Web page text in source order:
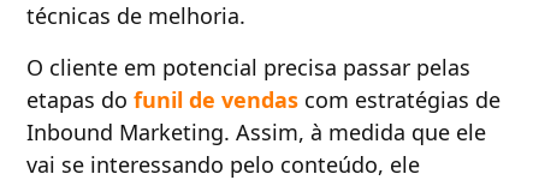
técnicas de melhoria.
O cliente em potencial precisa passar pelas
etapas dofunil de vendas com estratégias de
Inbound Marketing. Assim, à medida que ele
vai se interessando pelo conteúdo, ele